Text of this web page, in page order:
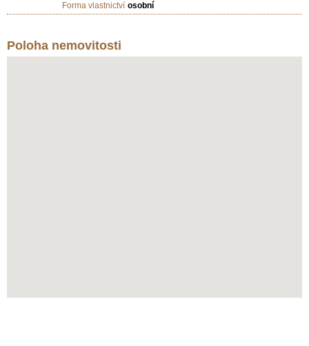
Forma vlastnictví osobní
Poloha nemovitosti